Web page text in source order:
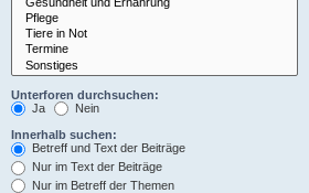
Unterforen durchsuchen:
Ja
Nein
Innerhalb suchen:
Betreff und Text der Beiträge
Nur im Text der Beiträge
Nur im Betreff der Themen